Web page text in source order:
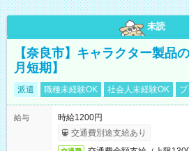
未読
【奈良市】キャラクター製品
月短期】
派遣 職種未経験OK 社会人未経験OK
給与
時給1200円
交通費別途支給あり